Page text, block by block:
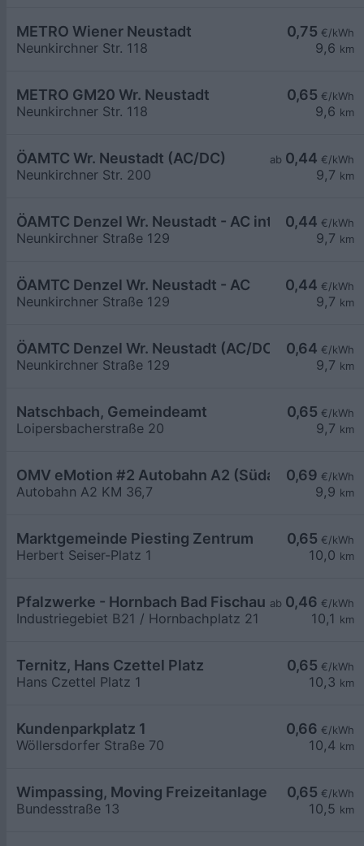
0,75 €/kWh
9,6 km
METRO Wiener Neustadt
Neunkirchner Str. 118
0,65 €/kWh
9,6 km
METRO GM20 Wr. Neustadt
Neunkirchner Str. 118
ab 0,44 €/kWh
9,7 km
ÖAMTC Wr. Neustadt (AC/DC)
Neunkirchner Str. 200
0,44 €/kWh
9,7 km
ÖAMTC Denzel Wr. Neustadt - AC intern 1
Neunkirchner Straße 129
0,44 €/kWh
9,7 km
ÖAMTC Denzel Wr. Neustadt - AC
Neunkirchner Straße 129
0,64 €/kWh
9,7 km
ÖAMTC Denzel Wr. Neustadt (AC/DC)
Neunkirchner Straße 129
0,65 €/kWh
9,7 km
Natschbach, Gemeindeamt
Loipersbacherstraße 20
0,69 €/kWh
9,9 km
OMV eMotion #2 Autobahn A2 (Südautobahn)
Autobahn A2 KM 36,7
0,65 €/kWh
10,0 km
Marktgemeinde Piesting Zentrum
Herbert Seiser-Platz 1
ab 0,46 €/kWh
10,1 km
Pfalzwerke - Hornbach Bad Fischau
Industriegebiet B21 / Hornbachplatz 21
0,65 €/kWh
10,3 km
Ternitz, Hans Czettel Platz
Hans Czettel Platz 1
0,66 €/kWh
10,4 km
Kundenparkplatz 1
Wöllersdorfer Straße 70
0,65 €/kWh
10,5 km
Wimpassing, Moving Freizeitanlage
Bundesstraße 13